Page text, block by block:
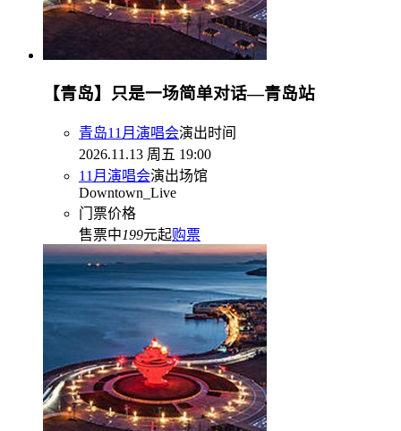
【青岛】只是一场简单对话—青岛站
青岛11月演唱会演出时间
2026.11.13 周五 19:00
11月演唱会演出场馆
Downtown_Live
门票价格
售票中199元起购票